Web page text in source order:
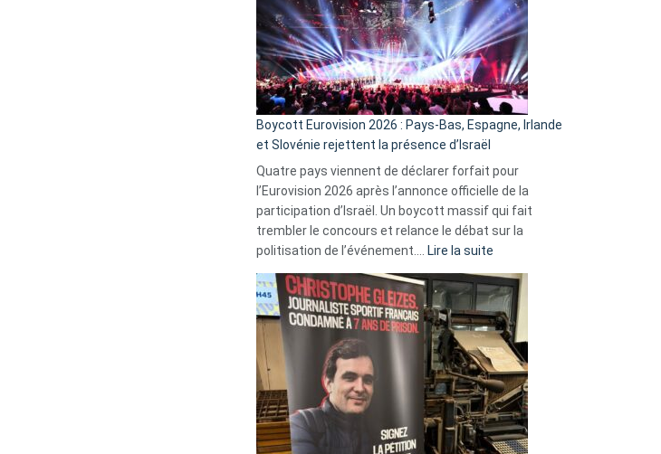
Boycott Eurovision 2026 : Pays-Bas, Espagne, Irlande
et Slovénie rejettent la présence d’Israël
Quatre pays viennent de déclarer forfait pour
l’Eurovision 2026 après l’annonce officielle de la
participation d’Israël. Un boycott massif qui fait
trembler le concours et relance le débat sur la
politisation de l’événement.…
Lire la suite
Eurovision
2026
:
Pays-
Bas,
Espagne,
Irlande
et
Slovénie